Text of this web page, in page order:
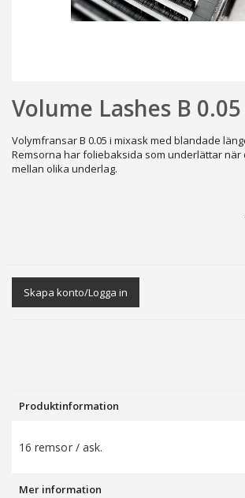
till
början
bildgalleriet
Volume Lashes B
Volymfransar B 0.05 i mixask med blandade
Remsorna har foliebaksida som underlättar
mellan olika underlag.
Skapa konto/Logga in
Produktinformation
16 remsor / ask.
Mer information